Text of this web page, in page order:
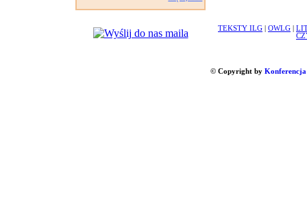
TEKSTY ILG OWLG
© Copyright by Konferencja